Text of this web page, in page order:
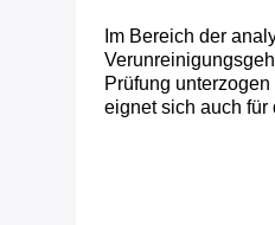
Im Bereich der
Prüfung
eignet sich auch für